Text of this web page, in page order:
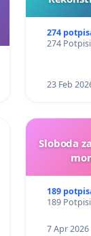
274
274
23 Feb
Sloboda
189
189
7 Apr 2026